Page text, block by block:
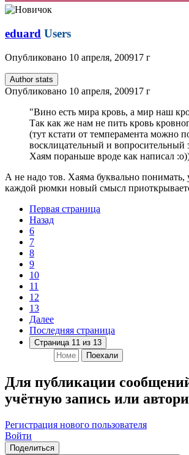
eduard Users
Опубликовано 10 апреля, 200917 г
Author stats
Опубликовано 10 апреля, 200917 г
"Вино есть мира кровь, а мир наш
Так как же нам не пить кровь
(тут кстати от темперамента можно
восклицательный и вопросительный
Хаям пораньше вроде как написал
А не надо тов. Хаяма буквально понимать,
каждой рюмки новый смысл
Первая страница
Назад
6
7
8
9
10
11
12
13
Далее
Последняя страница
Страница 11 из 13
Поехали
Для публикации
учётную запись или
Регистрация нового пользователя
Войти
Поделиться